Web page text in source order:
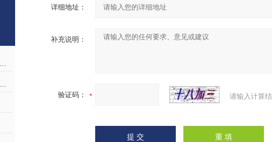
详细地址：
补充说明：
验证码： 请输入计算